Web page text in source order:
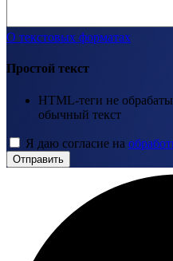
О текстовых форматах
Простой текст
HTML-теги не
обычный текст
Я даю согласие на
Отправить